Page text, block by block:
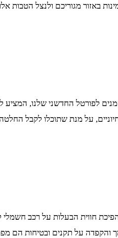
באזור מגוריכם ולנצל הטבות
לפורטל החדשני שלנו,
על מנת שתוכלו לקבל
חווית הבעלות על רכב חשמלי
והקפדה על תקנים ובטיחות הם